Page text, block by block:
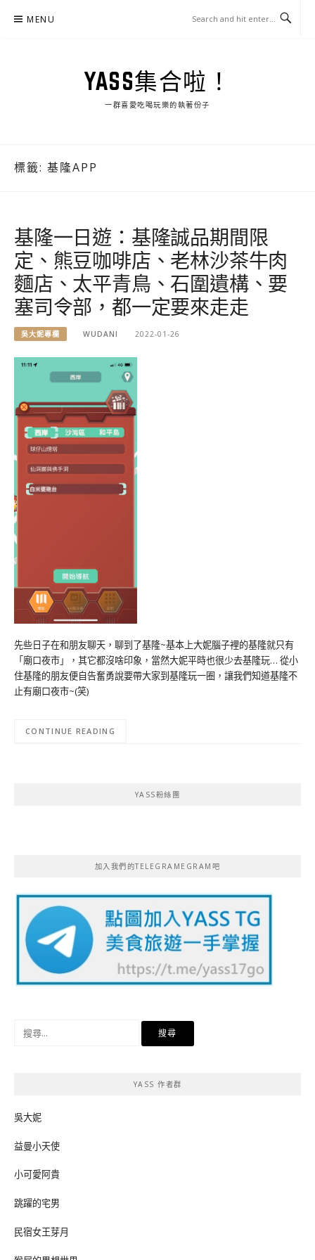
MENU
YASS集合啦！
一群喜愛吃喝玩樂的執著份子
標籤: 基隆APP
基隆一日遊：基隆誠品期間限
定、熊豆咖啡店、老林沙茶牛肉
麵店、太平青鳥、石圍遺構、要
塞司令部，都一定要來走走
吳大妮專欄 WUDANI 2022-01-26
先些日子在和朋友聊天，聊到了基隆~基本上大妮腦子裡的基隆就只有
「廟口夜市」，其它都沒啥印象，當然大妮平時也很少去基隆玩… 從小
住基隆的朋友便自告奮勇說要帶大家到基隆玩一圈，讓我們知道基隆不
止有廟口夜市~(笑)
CONTINUE READING
YASS粉絲團
加入我們的TELEGRAMEGRAM吧
YASS 作者群
吳大妮
益曼小天使
小可愛阿貴
跳躍的宅男
民宿女王芽月